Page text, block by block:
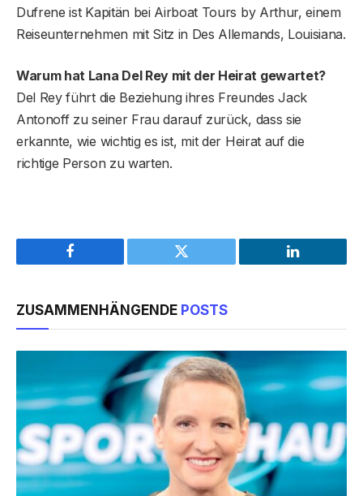
Dufrene ist Kapitän bei Airboat Tours by Arthur, einem
Reiseunternehmen mit Sitz in Des Allemands, Louisiana.
Warum hat Lana Del Rey mit der Heirat gewartet?
Del Rey führt die Beziehung ihres Freundes Jack
Antonoff zu seiner Frau darauf zurück, dass sie
erkannte, wie wichtig es ist, mit der Heirat auf die
richtige Person zu warten.
Facebook Twitter LinkedIn
ZUSAMMENHÄNGENDE POSTS